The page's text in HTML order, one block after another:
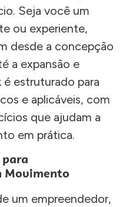
Seja você um
ou experiente,
desde a concepção
a expansão e
é estruturado para
e aplicáveis, com
que ajudam a
em prática.
Movimento
um empreendedor,